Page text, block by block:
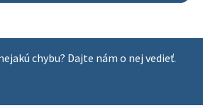
chybu? Dajte nám o nej vedieť.